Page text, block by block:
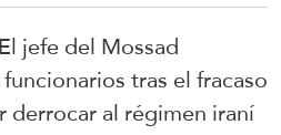
jefe del Mossad
tras el fracaso
al régimen iraní